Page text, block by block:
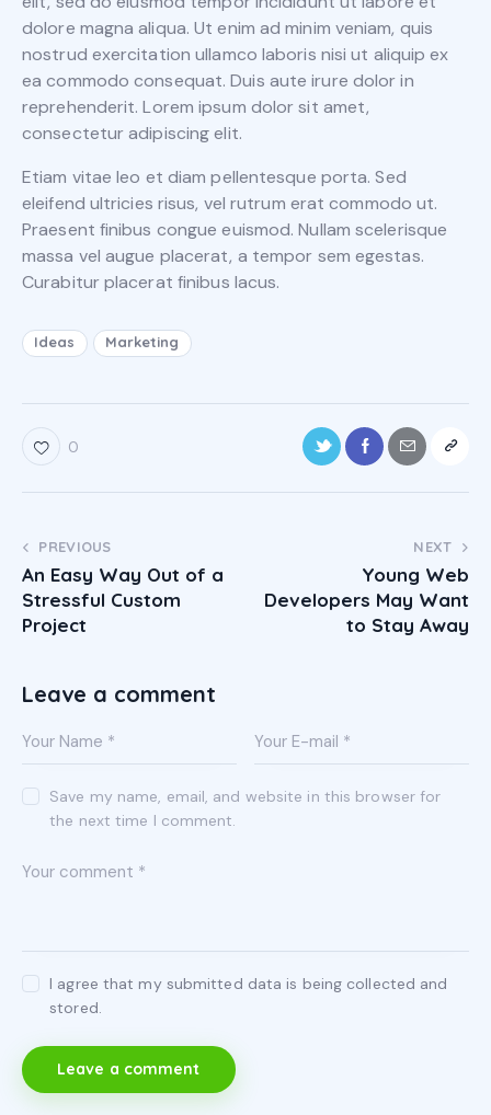
dolore magna aliqua. Ut enim ad minim veniam, quis
nostrud exercitation ullamco laboris nisi ut aliquip ex
ea commodo consequat. Duis aute irure dolor in
reprehenderit. Lorem ipsum dolor sit amet,
consectetur adipiscing elit.
Etiam vitae leo et diam pellentesque porta. Sed
eleifend ultricies risus, vel rutrum erat commodo ut.
Praesent finibus congue euismod. Nullam scelerisque
massa vel augue placerat, a tempor sem egestas.
Curabitur placerat finibus lacus.
Ideas Marketing
0
PREVIOUS
An Easy Way Out of a
Stressful Custom
Project
NEXT
Young Web
Developers May Want
to Stay Away
Leave a comment
Save my name, email, and website in this browser for
the next time I comment.
I agree that my submitted data is being collected and
stored.